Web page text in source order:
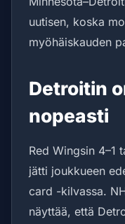
uutisen, koska
myöhäiskauden
Detroitin
nopeasti
Red Wingsin 4–1
jätti joukkueen
card -kilvassa.
näyttää, että